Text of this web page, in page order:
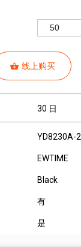
线上购买
30 日
YD8230A-2
EWTIME
Black
有
是